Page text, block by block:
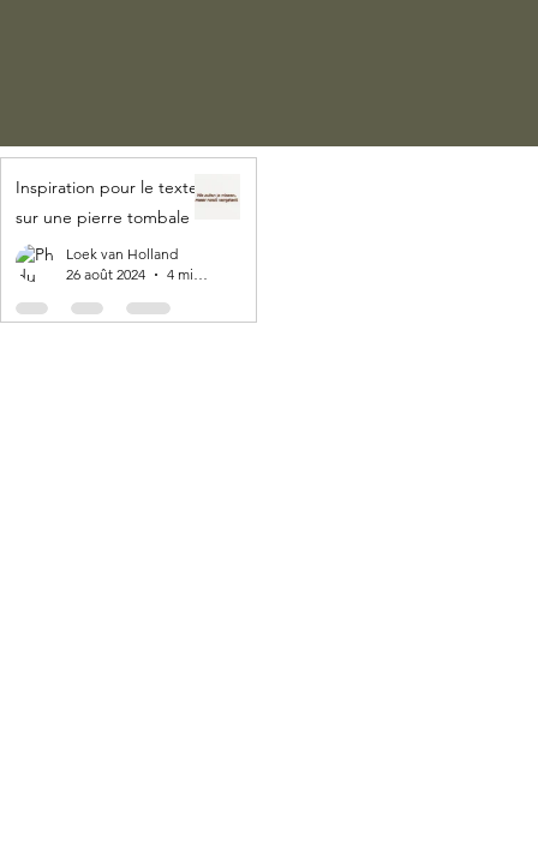
Inspiration pour le texte
sur une pierre tombale
Loek van Holland
26 août 2024
4 min de lecture